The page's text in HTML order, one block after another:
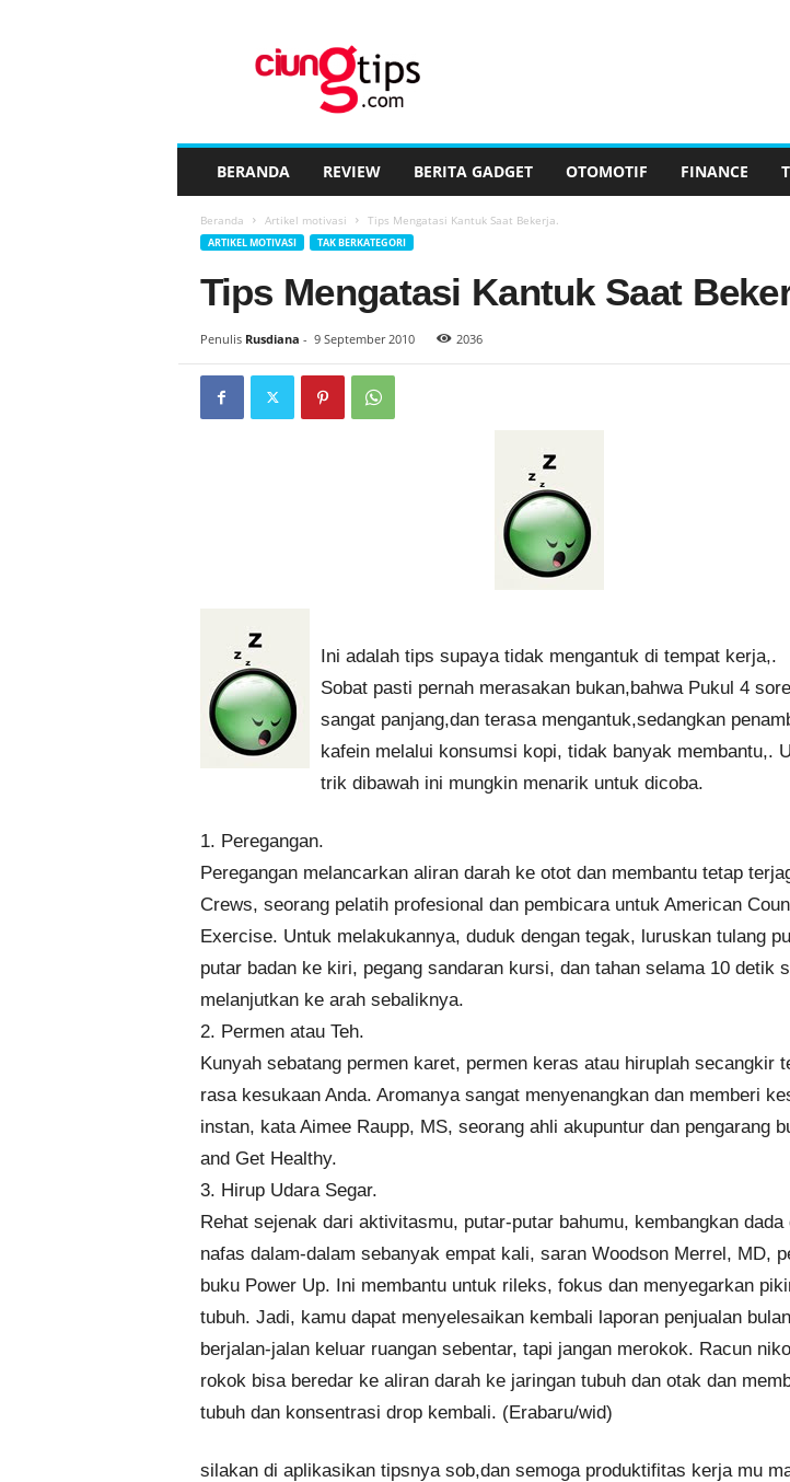
BERANDA REVIEW BERITA GADGET OTOMOTIF FINANCE
Beranda Artikel motivasi Tips Mengatasi Kantuk Saat Bekerja.
ARTIKEL MOTIVASI TAK BERKATEGORI
Tips Mengatasi Kantuk Saat
Penulis Rusdiana - 9 September 2010 2036
Ini adalah tips supaya tidak mengantuk di tempat kerja,.
Sobat pasti pernah merasakan bukan,bahwa Pukul 4
sangat panjang,dan terasa mengantuk,sedangkan
kafein melalui konsumsi kopi, tidak banyak membantu,.
trik dibawah ini mungkin menarik untuk dicoba.
1. Peregangan.
Peregangan melancarkan aliran darah ke otot dan membantu tetap
Crews, seorang pelatih profesional dan pembicara untuk American
Exercise. Untuk melakukannya, duduk dengan tegak, luruskan tulang
putar badan ke kiri, pegang sandaran kursi, dan tahan selama 10 detik
melanjutkan ke arah sebaliknya.
2. Permen atau Teh.
Kunyah sebatang permen karet, permen keras atau hiruplah secangkir
rasa kesukaan Anda. Aromanya sangat menyenangkan dan memberi
instan, kata Aimee Raupp, MS, seorang ahli akupuntur dan pengarang
and Get Healthy.
3. Hirup Udara Segar.
Rehat sejenak dari aktivitasmu, putar-putar bahumu, kembangkan dada
nafas dalam-dalam sebanyak empat kali, saran Woodson Merrel, MD,
buku Power Up. Ini membantu untuk rileks, fokus dan menyegarkan
tubuh. Jadi, kamu dapat menyelesaikan kembali laporan penjualan
berjalan-jalan keluar ruangan sebentar, tapi jangan merokok. Racun
rokok bisa beredar ke aliran darah ke jaringan tubuh dan otak dan
tubuh dan konsentrasi drop kembali. (Erabaru/wid)
silakan di aplikasikan tipsnya sob,dan semoga produktifitas kerja mu